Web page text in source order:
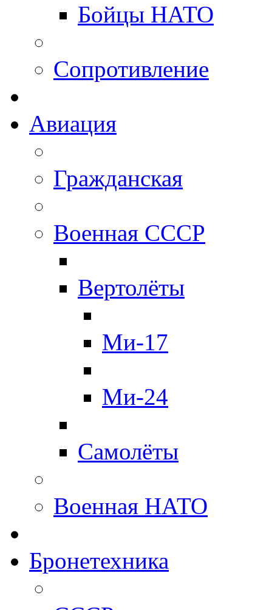
Бойцы НАТО
Сопротивление
Авиация
Гражданская
Военная СССР
Вертолёты
Ми-17
Ми-24
Самолёты
Военная НАТО
Бронетехника